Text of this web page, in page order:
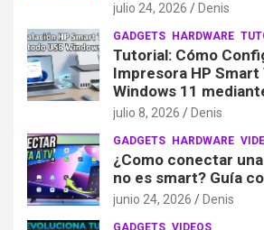
julio 24, 2026 Denis
GADGETS HARDWARE
Tutorial: Cómo
Impresora HP Smart
Windows 11
julio 8, 2026 Denis
GADGETS HARDWARE
¿Como conectar
no es smart? Guía
junio 24, 2026 Denis
GADGETS VIDEOS